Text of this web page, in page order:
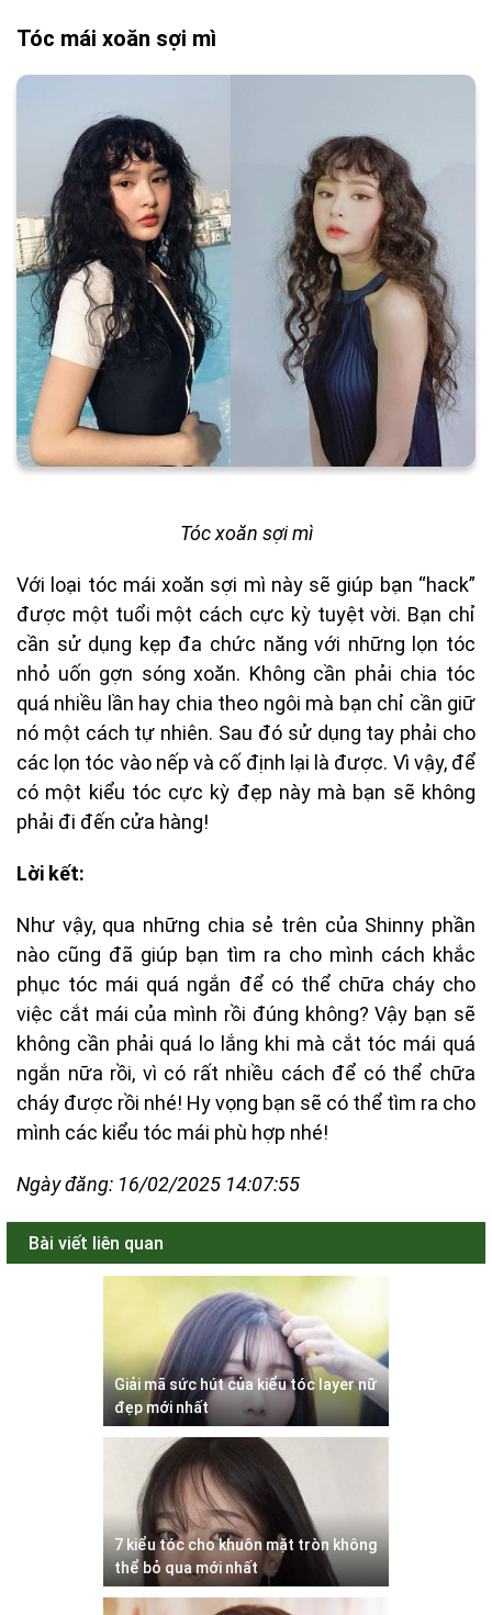
Tóc mái xoăn sợi mì
Tóc xoăn sợi mì
Với loại tóc mái xoăn sợi mì này sẽ giúp bạn “hack”
được một tuổi một cách cực kỳ tuyệt vời. Bạn chỉ
cần sử dụng kẹp đa chức năng với những lọn tóc
nhỏ uốn gợn sóng xoăn. Không cần phải chia tóc
quá nhiều lần hay chia theo ngôi mà bạn chỉ cần giữ
nó một cách tự nhiên. Sau đó sử dụng tay phải cho
các lọn tóc vào nếp và cố định lại là được. Vì vậy, để
có một kiểu tóc cực kỳ đẹp này mà bạn sẽ không
phải đi đến cửa hàng!
Lời kết:
Như vậy, qua những chia sẻ trên của Shinny phần
nào cũng đã giúp bạn tìm ra cho mình cách khắc
phục tóc mái quá ngắn để có thể chữa cháy cho
việc cắt mái của mình rồi đúng không? Vậy bạn sẽ
không cần phải quá lo lắng khi mà cắt tóc mái quá
ngắn nữa rồi, vì có rất nhiều cách để có thể chữa
cháy được rồi nhé! Hy vọng bạn sẽ có thể tìm ra cho
mình các kiểu tóc mái phù hợp nhé!
Ngày đăng: 16/02/2025 14:07:55
Bài viết liên quan
Giải mã sức hút của kiểu tóc layer nữ
đẹp mới nhất
7 kiểu tóc cho khuôn mặt tròn không
thể bỏ qua mới nhất